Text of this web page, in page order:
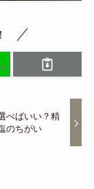
べばいい？精
のちがい